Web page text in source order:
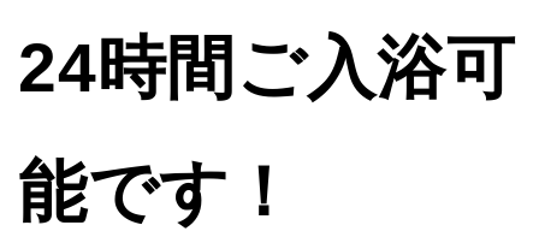
24時間ご入浴可
能です！